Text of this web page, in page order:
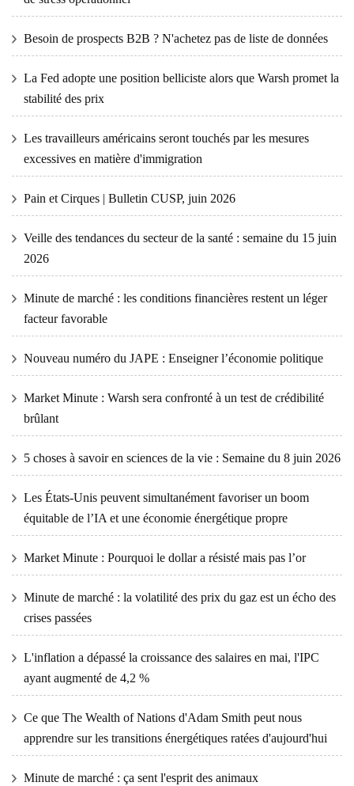
Besoin de prospects B2B ? N'achetez pas de liste de données
La Fed adopte une position belliciste alors que Warsh promet la
stabilité des prix
Les travailleurs américains seront touchés par les mesures
excessives en matière d'immigration
Pain et Cirques | Bulletin CUSP, juin 2026
Veille des tendances du secteur de la santé : semaine du 15 juin
2026
Minute de marché : les conditions financières restent un léger
facteur favorable
Nouveau numéro du JAPE : Enseigner l’économie politique
Market Minute : Warsh sera confronté à un test de crédibilité
brûlant
5 choses à savoir en sciences de la vie : Semaine du 8 juin 2026
Les États-Unis peuvent simultanément favoriser un boom
équitable de l’IA et une économie énergétique propre
Market Minute : Pourquoi le dollar a résisté mais pas l’or
Minute de marché : la volatilité des prix du gaz est un écho des
crises passées
L'inflation a dépassé la croissance des salaires en mai, l'IPC
ayant augmenté de 4,2 %
Ce que The Wealth of Nations d'Adam Smith peut nous
apprendre sur les transitions énergétiques ratées d'aujourd'hui
Minute de marché : ça sent l'esprit des animaux